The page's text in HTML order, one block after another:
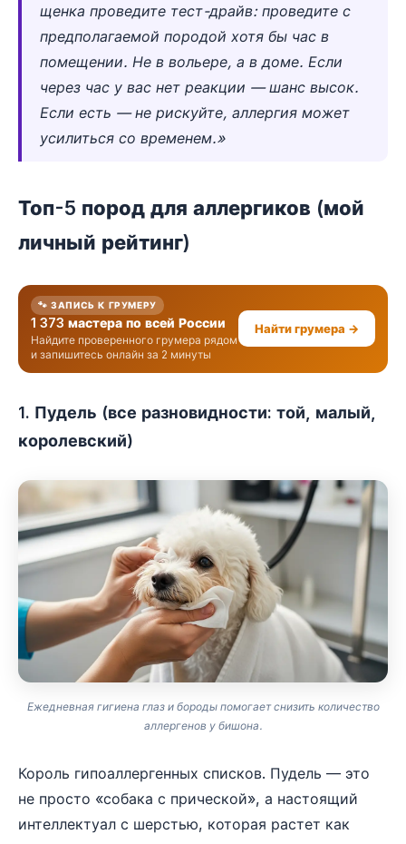
щенка проведите тест-драйв: проведите с
предполагаемой породой хотя бы час в
помещении. Не в вольере, а в доме. Если
через час у вас нет реакции — шанс высок.
Если есть — не рискуйте, аллергия может
усилиться со временем.»
Топ-5 пород для аллергиков (мой
личный рейтинг)
🐾 ЗАПИСЬ К ГРУМЕРУ
1 373 мастера по всей России
Найдите проверенного грумера рядом
и запишитесь онлайн за 2 минуты
Найти грумера →
1. Пудель (все разновидности: той, малый,
королевский)
Ежедневная гигиена глаз и бороды помогает снизить количество
аллергенов у бишона.
Король гипоаллергенных списков. Пудель — это
не просто «собака с прической», а настоящий
интеллектуал с шерстью, которая растет как